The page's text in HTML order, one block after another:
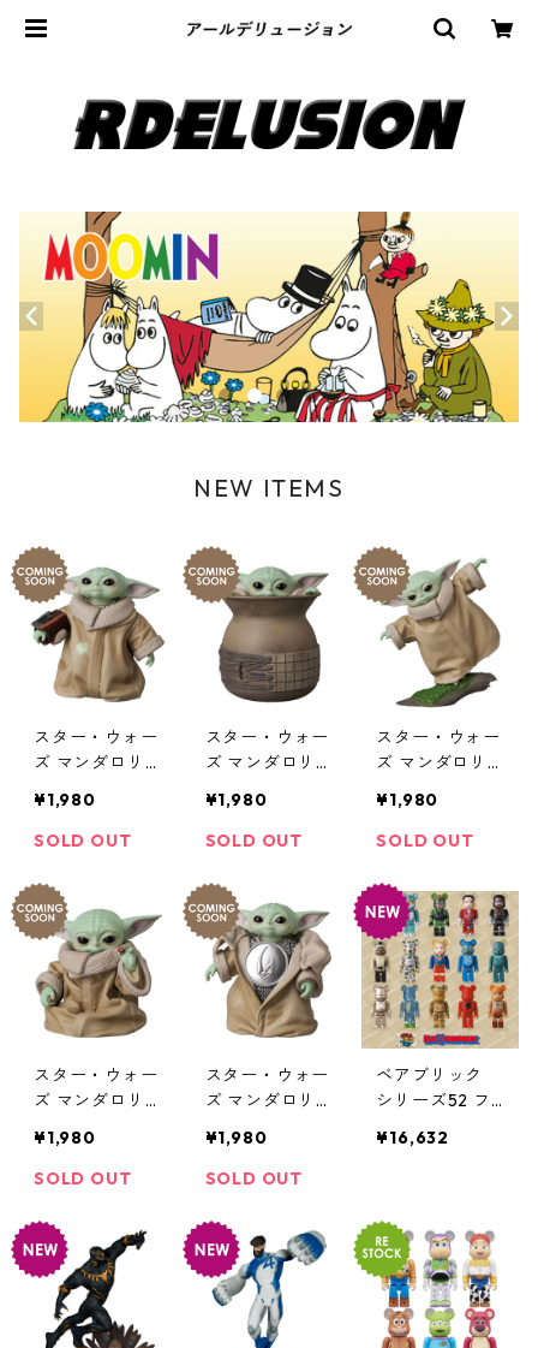
NEW ITEMS
スター・ウォー
ズ マンダロリ
GU Gauntlet フ
ィギュア グロ
レット ザ・チ
ャイルド ベビ
ーヨーダ
¥1,980
SOLD OUT
スター・ウォー
ズ マンダロリ
GU Hiding in a
pot フィギュア
に隠れる ザ・
チャイルド ベ
ビーヨーダ
¥1,980
SOLD OUT
スター・ウォー
ズ マンダロリ
GU Balance tr
aining フィギュ
バランストレー
ニング ザ・チ
ャイルド ベビ
ーヨーダ
¥1,980
SOLD OUT
スター・ウォー
ズ マンダロリ
GU Force-stea
ling more snac
グローグー フ
ォース ザ・チ
ャイルド ベビ
ーヨーダ
¥1,980
SOLD OUT
スター・ウォー
ズ マンダロリ
GU Beskar フ
ィギュア グロ
ー ザ・チャイ
ルド ベビーヨ
ーダ
¥1,980
SOLD OUT
ベアブリック
シリーズ52 フ
入り カートン B
¥16,632